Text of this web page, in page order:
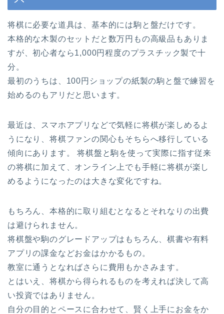
将棋に必要な道具は、基本的には駒と盤だけです。
本格的な木製のセットだと数万円もの高級品もありま
すが、初心者なら1,000円程度のプラスチック製で十
分。
最初のうちは、100円ショップの紙製の駒と盤で練習を
始めるのもアリだと思います。
最近は、スマホアプリなどで気軽に将棋が楽しめるよ
うになり、将棋ファンの関心もそちらへ移行している
傾向にあります。 将棋盤と駒を使って実際に指す従来
の将棋に加えて、オンライン上でも手軽に将棋が楽し
めるようになったのは大きな変化ですね。
もちろん、本格的に取り組むとなるとそれなりの出費
は避けられません。
将棋盤や駒のグレードアップはもちろん、棋書や有料
アプリの課金などお金はかかるもの。
教室に通うとなればさらに費用もかさみます。
とはいえ、将棋から得られるものを考えれば決して高
い投資ではありません。
自分の目的とペースに合わせて、賢く上手にお金をか